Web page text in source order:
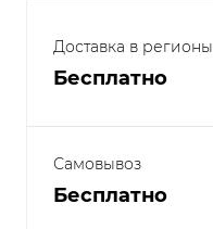
Доставка в регионы
Бесплатно
Самовывоз
Бесплатно